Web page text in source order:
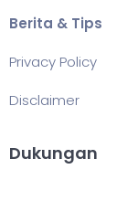
Berita & Tips
Privacy Policy
Disclaimer
Dukungan